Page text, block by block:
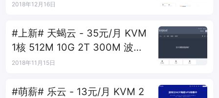
2018年12月16日
#上新# 天蝎云 - 35元/月 KVM
1核 512M 10G 2T 300M 波特
兰
2018年11月15日
#萌薪# 乐云 - 13元/月 KVM 2